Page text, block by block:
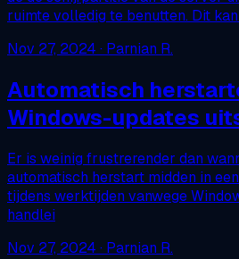
ruimte volledig te benutten. Dit
Nov 27, 2024 · Parnian R.
Automatisch
Windows-updates
Er is weinig frustrerender dan
automatisch herstart midden in
tijdens werktijden vanwege
handlei
Nov 27, 2024 · Parnian R.